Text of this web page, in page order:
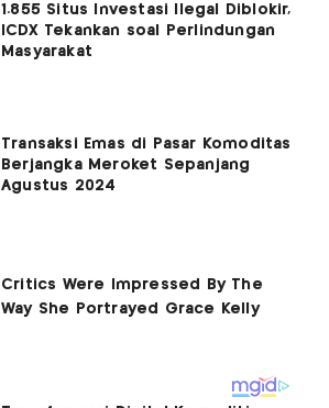
1.855 Situs Investasi Ilegal Diblokir,
ICDX Tekankan soal Perlindungan
Masyarakat
Transaksi Emas di Pasar Komoditas
Berjangka Meroket Sepanjang
Agustus 2024